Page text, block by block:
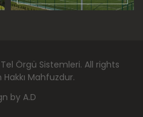
Örgü Sistemleri. All rights
Mahfuzdur.
by A.D